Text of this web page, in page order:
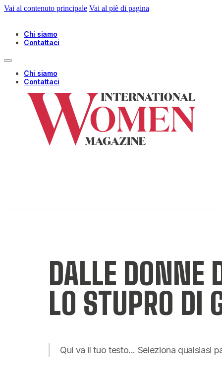
Vai al contenuto principale Vai al piè di pagina
Chi siamo
Contattaci
Chi siamo
Contattaci
DALLE
LO STUPRO DI
Qui va il tuo testo... Seleziona qualsiasi